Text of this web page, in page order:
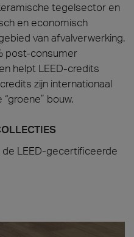
tegelsector en
en economisch
van afvalverwerking.
post-consumer
helpt LEED-credits
zijn internationaal
bouw.
de LEED-gecertificeerde